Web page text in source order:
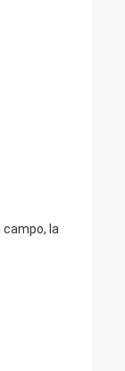
la